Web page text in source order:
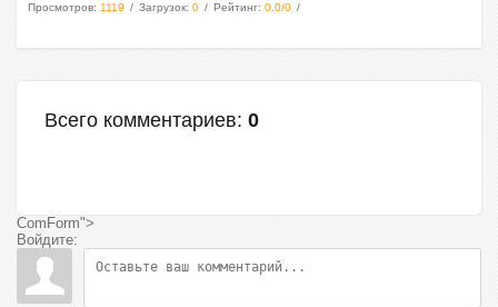
Просмотров: 1119 Загрузок: 0 Рейтинг: 0.0/0
Всего комментариев: 0
ComForm">
Войдите: